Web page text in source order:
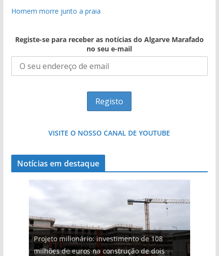
Homem morre junto a praia
Registe-se para receber as notícias do Algarve Marafado
no seu e-mail
VISITE O NOSSO CANAL DE YOUTUBE
Notícias em destaque
Projeto milionário: investimento de 108
milhões de euros na construção de dois